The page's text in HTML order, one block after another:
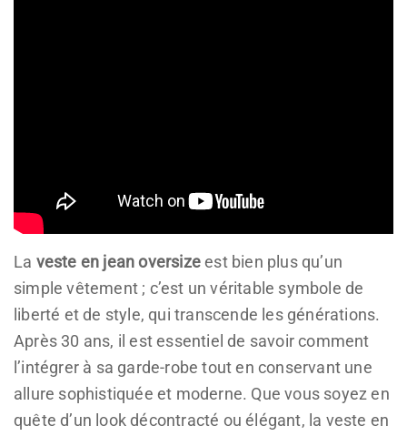
La veste en jean oversizeest bien plus qu’un
simple vêtement ; c’est un véritable symbole de
liberté et de style, qui transcende les générations.
Après 30 ans, il est essentiel de savoir comment
l’intégrer à sa garde-robe tout en conservant une
allure sophistiquée et moderne. Que vous soyez en
quête d’un look décontracté ou élégant, la veste en